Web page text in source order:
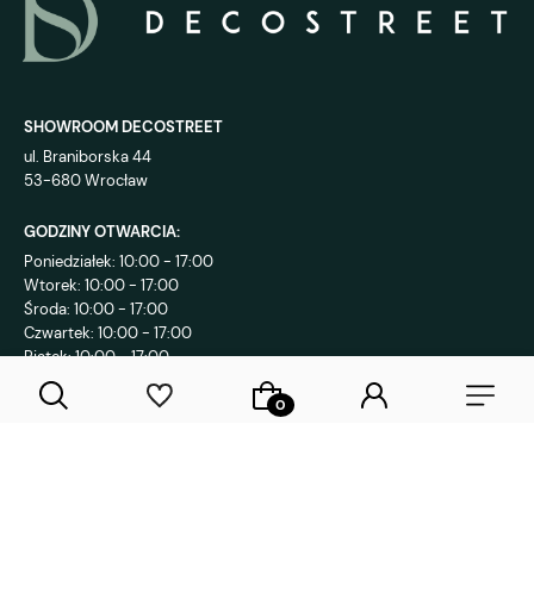
SHOWROOM DECOSTREET
ul. Braniborska 44
53-680 Wrocław
GODZINY OTWARCIA:
Poniedziałek: 10:00 - 17:00
Wtorek: 10:00 - 17:00
Środa: 10:00 - 17:00
Czwartek: 10:00 - 17:00
Piątek: 10:00 - 17:00
KONTAKT: